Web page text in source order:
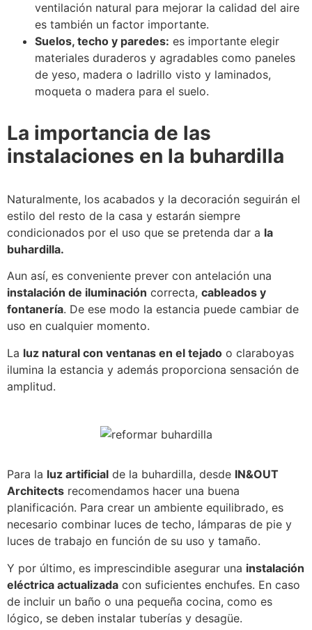
ventilación natural para mejorar la calidad del aire
es también un factor importante.
Suelos, techo y paredes: es importante elegir
materiales duraderos y agradables como paneles
de yeso, madera o ladrillo visto y laminados,
moqueta o madera para el suelo.
La importancia de las
instalaciones en la buhardilla
Naturalmente, los acabados y la decoración seguirán el
estilo del resto de la casa y estarán siempre
condicionados por el uso que se pretenda dar a la
buhardilla.
Aun así, es conveniente prever con antelación una
instalación de iluminación correcta, cableados y
fontanería. De ese modo la estancia puede cambiar de
uso en cualquier momento.
La luz natural con ventanas en el tejado o claraboyas
ilumina la estancia y además proporciona sensación de
amplitud.
Para la luz artificial de la buhardilla, desde IN&OUT
Architects recomendamos hacer una buena
planificación. Para crear un ambiente equilibrado, es
necesario combinar luces de techo, lámparas de pie y
luces de trabajo en función de su uso y tamaño.
Y por último, es imprescindible asegurar una instalación
eléctrica actualizada con suficientes enchufes. En caso
de incluir un baño o una pequeña cocina, como es
lógico, se deben instalar tuberías y desagüe.